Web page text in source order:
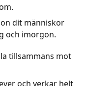
dit människor
och imorgon.
tillsammans mot
och verkar helt